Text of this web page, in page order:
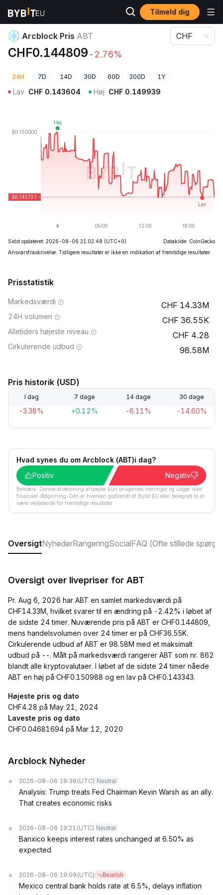
Tilmeld dig
Kryptopriser
Arcblock Pris ABT
CHF0.144809-2.76%
CHF
24H 7D 14D 30D 60D 200D 1Y
Lav CHF 0.143604 Høj CHF 0.149939
Sidst opdateret: 2026-08-06 21:02:48 (UTC+0)
Datakilde: CoinGecko
Ansvarsfraskrivelse: Tidligere resultater er ikke en indikation af fremtidige resultater.
Prisstatistik
Markedsværdi 14.33M
24H volumen 36.55K
Alletiders højeste niveau 4.28
Cirkulerende udbud 98.58M
Pris historik (USD)
I dag 7 dage 14 dage 30 dage
-3.38% +0.12% -6.11% -14.60%
Hvad synes du om Arcblock (ABT)i dag?
Positiv
Negativ
Bemærk: Denne afstemning afspejler kun brugernes meninger og udgør ikke
finansiel rådgivning. Den er hverken godkendt af Bybit EU eller beregnet til at
være vejledende for fremtidige resultater.
OversigtNyhederRangeringSocialFAQ (Ofte stillede
Oversigt over livepriser for ABT
Pr. Aug 6, 2026 har ABT en samlet markedsværdi på
CHF14.33M, hvilket svarer til en ændring på -2.42% i løbet af
de sidste 24 timer. Nuværende pris på ABT er CHF0.144809,
mens handelsvolumen over 24 timer er på CHF36.55K.
Cirkulerende udbud af ABT er 98.58M med et maksimalt
udbud på --. Målt på markedsværdi rangerer ABT som nr. 862
blandt alle kryptovalutaer. I løbet af de sidste 24 timer nåede
ABT en høj på CHF0.150988 og en lav på CHF0.143343.
Højeste pris og dato
CHF4.28 på May 21, 2024
Laveste pris og dato
CHF0.04681694 på Mar 12, 2020
Arcblock Nyheder
2026-08-06 19:38 (UTC) Neutral
Analysis: Trump treats Fed Chairman Kevin Warsh as an ally.
That creates economic risks
2026-08-06 19:21 (UTC) Neutral
Banxico keeps interest rates unchanged at 6.50% as
expected
2026-08-06 19:09 (UTC) Bearish
Mexico central bank holds rate at 6.5%, delays inflation